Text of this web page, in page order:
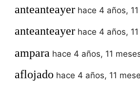
anteanteayer hace 4 años,
anteanteayer hace 4 años,
ampara hace 4 años, 11
aflojado hace 4 años, 11